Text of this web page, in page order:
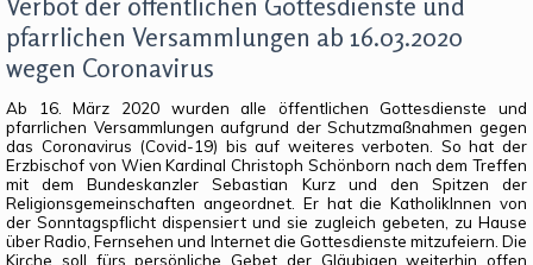
pfarrlichen Versammlungen ab 16.03.2020
wegen Coronavirus
Ab 16. März 2020 wurden alle öffentlichen Gottesdienste und
pfarrlichen Versammlungen aufgrund der Schutzmaßnahmen gegen
das Coronavirus (Covid-19) bis auf weiteres verboten. So hat der
Erzbischof von Wien Kardinal Christoph Schönborn nach dem Treffen
mit dem Bundeskanzler Sebastian Kurz und den Spitzen der
Religionsgemeinschaften angeordnet. Er hat die KatholikInnen von
der Sonntagspflicht dispensiert und sie zugleich gebeten, zu Hause
über Radio, Fernsehen und Internet die Gottesdienste mitzufeiern. Die
Kirche soll fürs persönliche Gebet der Gläubigen weiterhin offen